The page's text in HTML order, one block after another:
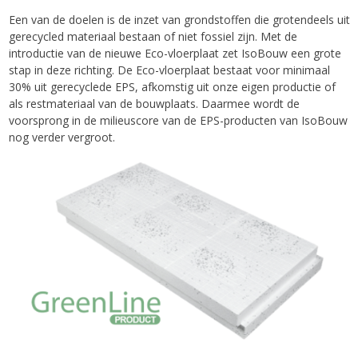
Een van de doelen is de inzet van grondstoffen die grotendeels uit
gerecycled materiaal bestaan of niet fossiel zijn. Met de
introductie van de nieuwe Eco-vloerplaat zet IsoBouw een grote
stap in deze richting. De Eco-vloerplaat bestaat voor minimaal
30% uit gerecyclede EPS, afkomstig uit onze eigen productie of
als restmateriaal van de bouwplaats. Daarmee wordt de
voorsprong in de milieuscore van de EPS-producten van IsoBouw
nog verder vergroot.